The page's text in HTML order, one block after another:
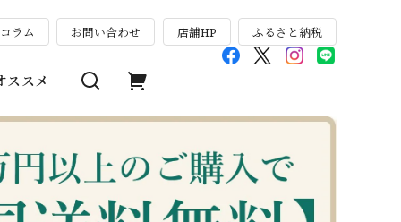
ラム お問い合わせ 店舗HP ふるさと納税
ススメ